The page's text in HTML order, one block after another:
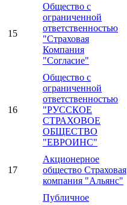
15
Общество с
ограниченной
ответственностью
"Страховая
Компания
"Согласие"
16
Общество с
ограниченной
ответственностью
"РУССКОЕ
СТРАХОВОЕ
ОБЩЕСТВО
"ЕВРОИНС"
17
Акционерное
общество Страховая
компания "Альянс"
Публичное